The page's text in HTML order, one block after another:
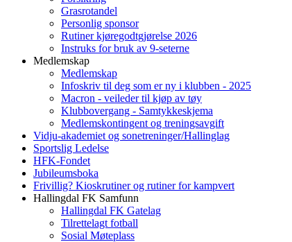
Grasrotandel
Personlig sponsor
Rutiner kjøregodtgjørelse 2026
Instruks for bruk av 9-seterne
Medlemskap
Medlemskap
Infoskriv til deg som er ny i klubben - 2025
Macron - veileder til kjøp av tøy
Klubbovergang - Samtykkeskjema
Medlemskontingent og treningsavgift
Vidju-akademiet og sonetreninger/Hallinglag
Sportslig Ledelse
HFK-Fondet
Jubileumsboka
Frivillig? Kioskrutiner og rutiner for kampvert
Hallingdal FK Samfunn
Hallingdal FK Gatelag
Tilrettelagt fotball
Sosial Møteplass